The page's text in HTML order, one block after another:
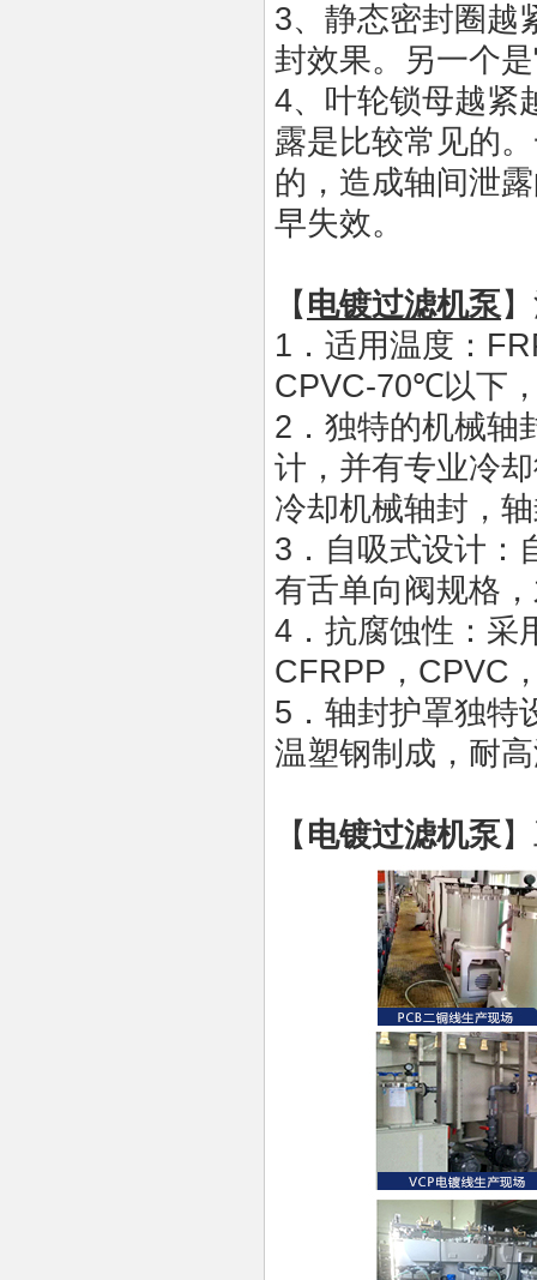
3、静态密封圈越
封效果。另一个
4、叶轮锁母越紧
露是比较常见的
的，造成轴间泄
早失效。
【 电镀过滤机泵
1．适用温度：
CPVC-70℃以下
2．独特的机械轴
计，并有专业冷
冷却机械轴封，
3．自吸式设计：
有舌单向阀规格
4．抗腐蚀性：采
CFRPP，CPVC
5．轴封护罩独特
温塑钢制成，耐
【 电镀过滤机泵